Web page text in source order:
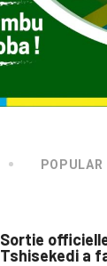
POPULAR
Sortie
Tshisekedi a